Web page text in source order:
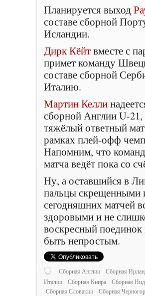
Планируется выход
составе сборной
Исландии.
Дирк Кёйтвместе с
примет команду
составе сборной
Италию.
Мартин Келли
сборной Англии U-
тяжёлый ответный
рамках плей-офф
Напомним, что
матча ведёт пока со
Ну, а оставшийся в
пальцы скрещенными
сегодняшних матчей
здоровыми и не
воскресный
быть непростым.
Сборная Англии
Сборная
Италии
Сборная Кипра
Сборная
Сборная Словакии
Сборная